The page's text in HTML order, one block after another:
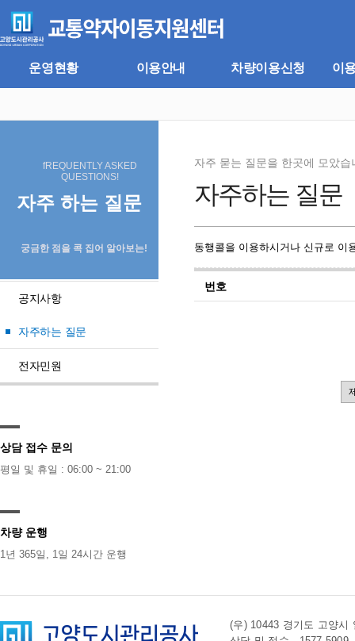
뉴
바
기
바
로
운영현황 이용안내 차량이용신청 이
자주 하는 질문
fREQUENTLY ASKED
QUESTIONS!
궁금한 점을 콕 집어 알아보는!
공지사항
자주하는 질문
전자민원
상담 접수 문의
평일 및 휴일 : 06:00 ~ 21:00
차량 운행
1년 365일, 1일 24시간 운행
자주하는 질문
자주 묻는 질문을 한곳에 모았습
동행콜을 이용하시거나 신규로 이
번호
(우) 10443 경기도 고양시